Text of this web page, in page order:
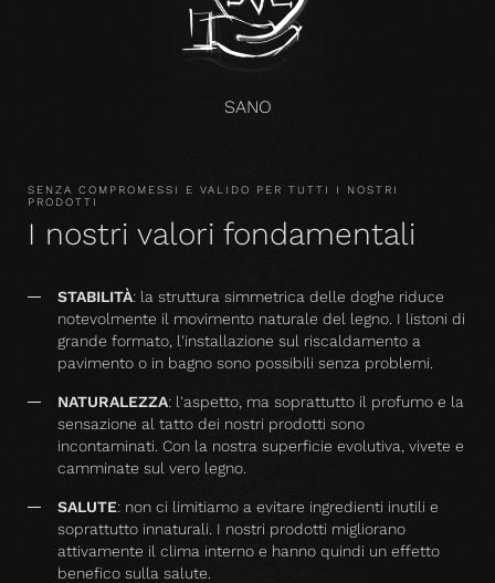
SANO
SENZA COMPROMESSI E VALIDO PER TUTTI I NOSTRI
PRODOTTI
I nostri valori fondamentali
STABILITÀ: la struttura simmetrica delle doghe riduce
notevolmente il movimento naturale del legno. I listoni di
grande formato, l'installazione sul riscaldamento a
pavimento o in bagno sono possibili senza problemi.
NATURALEZZA: l'aspetto, ma soprattutto il profumo e la
sensazione al tatto dei nostri prodotti sono
incontaminati. Con la nostra superficie evolutiva, vivete e
camminate sul vero legno.
SALUTE: non ci limitiamo a evitare ingredienti inutili e
soprattutto innaturali. I nostri prodotti migliorano
attivamente il clima interno e hanno quindi un effetto
benefico sulla salute.